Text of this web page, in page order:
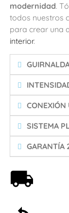
modernidad.
todos nuestros
para crear una
interior.
CONEXIÓN
SISTEMA
GARANTÍA